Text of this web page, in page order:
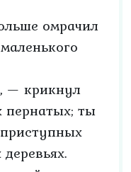
омрачил
— крикнул
пернатых; ты